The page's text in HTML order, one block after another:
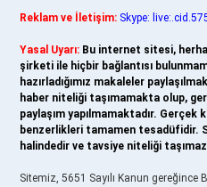
Reklam ve İletişim: Skype:
Yasal Uyarı: Bu internet sitesi,
şirketi ile hiçbir bağlantısı
hazırladığımız makaleler
haber niteliği taşımamakta olup,
paylaşım yapılmamaktadır. Gerçek
benzerlikleri tamamen tesadüfidir.
halindedir ve tavsiye niteliği
Sitemiz, 5651 Sayılı Kanun